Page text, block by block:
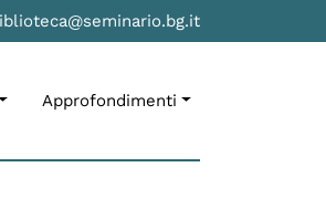
Approfondimenti